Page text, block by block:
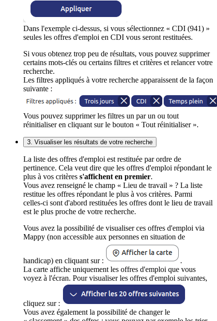
Dans l'exemple ci-dessus, si vous sélectionnez « CDI (941) »
seules les offres d'emploi en CDI vous seront restituées.
Si vous obtenez trop peu de résultats, vous pouvez supprimer
certains mots-clés ou certains filtres et critères et relancer votre
recherche.
Les filtres appliqués à votre recherche apparaissent de la façon
suivante :
Vous pouvez supprimer les filtres un par un ou tout
réinitialiser en cliquant sur le bouton « Tout réinitialiser ».
3. Visualiser les résultats de votre recherche
La liste des offres d'emploi est restituée par ordre de
pertinence. Cela veut dire que les offres d'emploi répondant le
plus à vos critères s'affichent en premier.
Vous avez renseigné le champ « Lieu de travail » ? La liste
restitue les offres répondant le plus à vos critères. Parmi
celles-ci sont d'abord restituées les offres dont le lieu de travail
est le plus proche de votre recherche.
Vous avez la possibilité de visualiser ces offres d'emploi via
Mappy (non accessible aux personnes en situation de
handicap) en cliquant sur :
.
La carte affiche uniquement les offres d'emploi que vous
voyez à l'écran. Pour visualiser les offres d'emploi suivantes,
cliquez sur :
Vous avez également la possibilité de changer le